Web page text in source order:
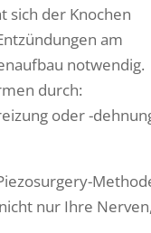
sich der Knochen
am
notwendig.
durch:
oder -
nur Ihre Nerven,